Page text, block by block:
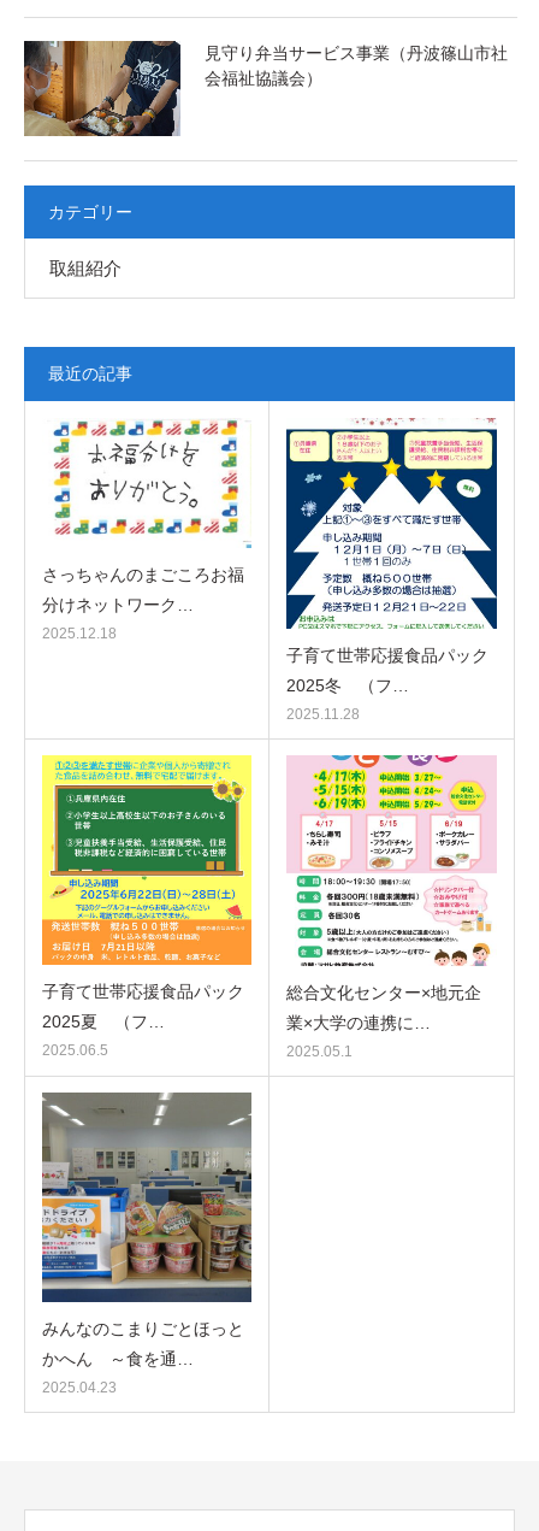
見守り弁当サービス事業（丹波篠山市社
会福祉協議会）
カテゴリー
取組紹介
最近の記事
さっちゃんのまごころお福
分けネットワーク…
2025.12.18
子育て世帯応援食品パック
2025冬 （フ…
2025.11.28
子育て世帯応援食品パック
2025夏 （フ…
2025.06.5
総合文化センター×地元企
業×大学の連携に…
2025.05.1
みんなのこまりごとほっと
かへん ～食を通…
2025.04.23